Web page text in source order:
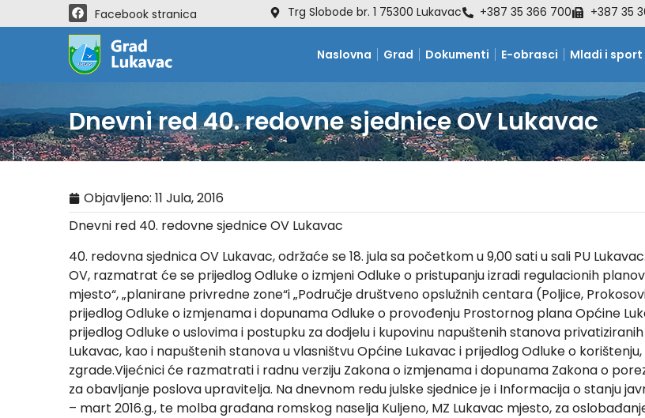
Trg Slobode br. 1 75300 Lukavac +387 35 366 700 +387 35
Facebook stranica
Naslovna Grad Dokumenti E-obrasci Mladi i sport
Dnevni red 40. redovne sjednice OV Lukavac
Objavljeno: 11 Jula, 2016
Dnevni red 40. redovne sjednice OV Lukavac
40. redovna sjednica OV Lukavac, održaće se 18. jula sa početkom u 9,00 sati u sali PU
OV, razmatrat će se prijedlog Odluke o izmjeni Odluke o pristupanju izradi regulacionih
mjesto“, „planirane privredne zone“i „Područje društveno opslužnih centara (Poljice,
prijedlog Odluke o izmjenama i dopunama Odluke o provođenju Prostornog plana Općine
prijedlog Odluke o uslovima i postupku za dodjelu i kupovinu napuštenih stanova
Lukavac, kao i napuštenih stanova u vlasništvu Općine Lukavac i prijedlog Odluke o
zgrade.Vijećnici će razmatrati i radnu verziju Zakona o izmjenama i dopunama Zakona o
za obavljanje poslova upravitelja. Na dnevnom redu julske sjednice je i Informacija o stanju
– mart 2016.g., te molba građana romskog naselja Kuljeno, MZ Lukavac mjesto, za